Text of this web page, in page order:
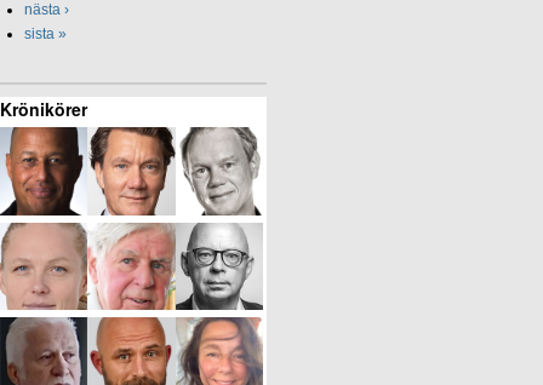
nästa ›
sista »
Krönikörer